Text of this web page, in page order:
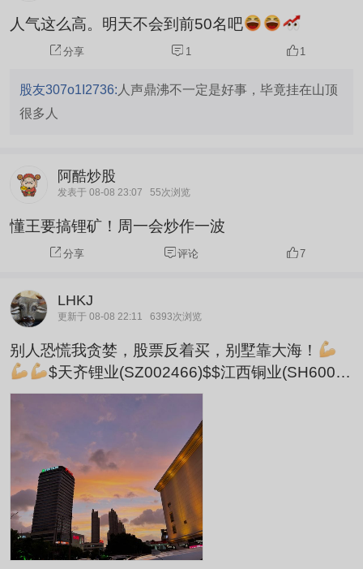
人气这么高。明天不会到前50名吧
分享 1 1
股友307o1I2736: 人声鼎沸不一定是好事，毕竟挂在山顶
很多人
阿酷炒股
发表于 08-08 23:07 55次浏览
懂王要搞锂矿！周一会炒作一波
分享 评论 7
LHKJ
更新于 08-08 22:11 6393次浏览
别人恐慌我贪婪，股票反着买，别墅靠大海！
$天齐锂业(SZ002466)$$江西铜业(SH60036
2)$$赣锋锂业(SZ002460)$